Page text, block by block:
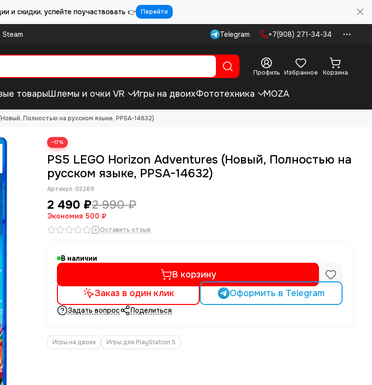
и скидки, успейте поучаствовать 👉 Перейти
Steam Telegram +7(908) 271-34-34
Профиль Избранное Корзина
товарыШлемы и очки VR Игры на двоихФототехника MOZA
Полностью на русском языке, PPSA-14632)
−17%
PS5 LEGO Horizon Adventures (Новый, Полностью на
русском языке, PPSA-14632)
Артикул: 03269
2 490 ₽2 990 ₽
Экономия 500 ₽
Оставить отзыв
В наличии
В корзину
Заказ в один клик
Оформить в Telegram
Задать вопрос Поделиться
Игры на двоих Игры для PlayStation 5